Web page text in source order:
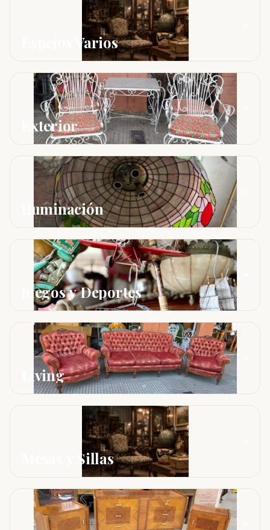
Espejos Varios
Exterior
Iluminación
Juegos y Deportes
Living
Mesas y Sillas